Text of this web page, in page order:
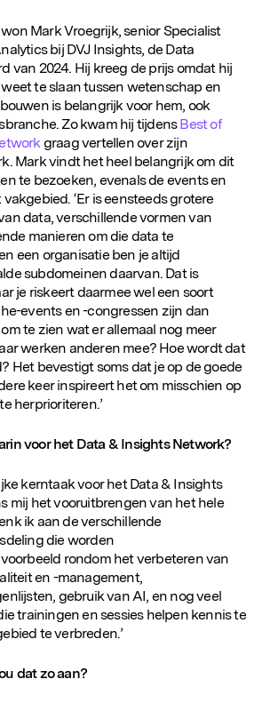
Mark Vroegrijk, senior Specialist
bij DVJ Insights, de Data
van 2024. Hij kreeg de prijs omdat hij
te slaan tussen wetenschap en
is belangrijk voor hem, ook
Zo kwam hij tijdensBest of
graag vertellen over zijn
Mark vindt het heel belangrijk om dit
te bezoeken, evenals de events en
‘Er is eensteeds grotere
data, verschillende vormen van
manieren om die data te
een organisatie ben je altijd
subdomeinen daarvan. Dat is
je riskeert daarmee wel een soort
events en -congressen zijn dan
te zien wat er allemaal nog meer
werken anderen mee? Hoe wordt dat
Het bevestigt soms dat je op de goede
keer inspireert het om misschien op
herprioriteren.’
voorhet Data & Insights Network?
kerntaak voor het Data & Insights
mij het vooruitbrengen van het hele
ik aan de verschillende
die worden
rondom het verbeteren van
en -management,
gebruik van AI, en nog veel
trainingen en sessies helpen kennis te
te verbreden.’
dat zo aan?